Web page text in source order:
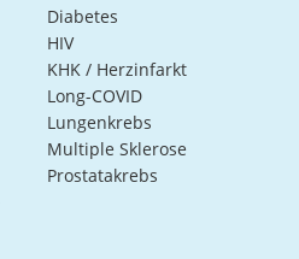
Diabetes
HIV
KHK / Herzinfarkt
Long-COVID
Lungenkrebs
Multiple Sklerose
Prostatakrebs